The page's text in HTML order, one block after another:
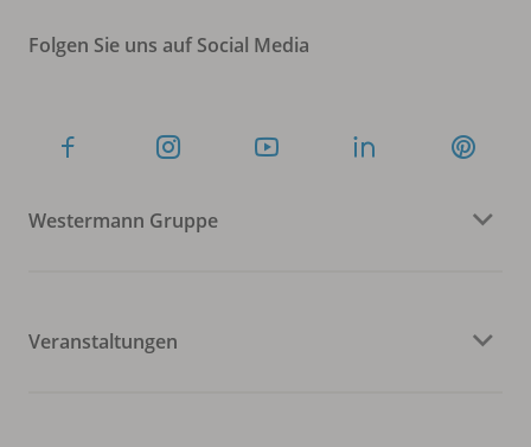
Folgen Sie uns auf Social Media
Westermann Gruppe
Veranstaltungen